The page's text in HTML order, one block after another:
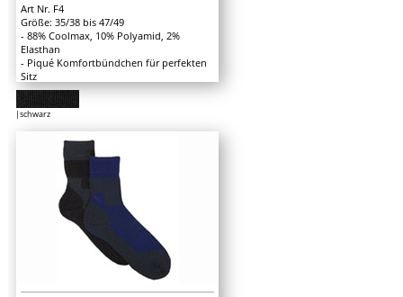
Art Nr. F4
Größe: 35/38 bis 47/49
- 88% Coolmax, 10% Polyamid, 2%
Elasthan
- Piqué Komfortbündchen für perfekten
Sitz
|schwarz